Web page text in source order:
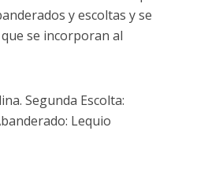
y escoltas y se
se incorporan al
Segunda Escolta:
Lequio